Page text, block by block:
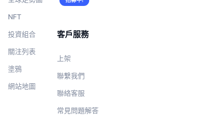
NFT
投資組合
關注列表
塗鴉
網站地圖
客戶服務
上架
聯繫我們
聯絡客服
常見問題解答